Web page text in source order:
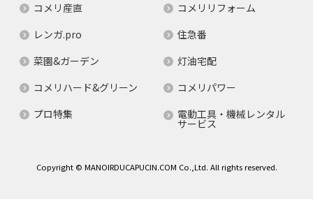
コメリ産直
コメリリフォーム
レンガ.pro
住急番
菜園&ガーデン
灯油宅配
コメリハード&グリーン
コメリパワー
プロ特集
電動工具・機械レンタル
サービス
Copyright © MANOIRDUCAPUCIN.COM Co.,Ltd. All rights reserved.